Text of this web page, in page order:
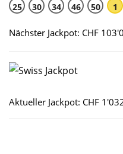
25 30 34 46 50 1
Nächster Jackpot: CHF
Aktueller Jackpot: CHF